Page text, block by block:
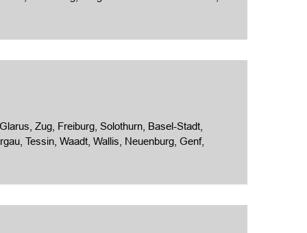
Zug, Freiburg, Solothurn, Basel-Stadt,
Tessin, Waadt, Wallis, Neuenburg, Genf,